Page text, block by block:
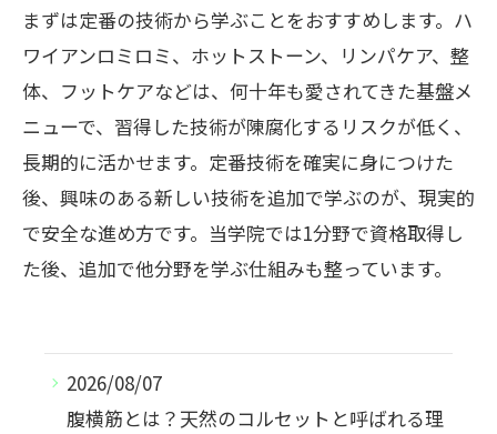
まずは定番の技術から学ぶことをおすすめします。ハ
ワイアンロミロミ、ホットストーン、リンパケア、整
体、フットケアなどは、何十年も愛されてきた基盤メ
ニューで、習得した技術が陳腐化するリスクが低く、
長期的に活かせます。定番技術を確実に身につけた
後、興味のある新しい技術を追加で学ぶのが、現実的
で安全な進め方です。当学院では1分野で資格取得し
た後、追加で他分野を学ぶ仕組みも整っています。
2026/08/07
腹横筋とは？天然のコルセットと呼ばれる理